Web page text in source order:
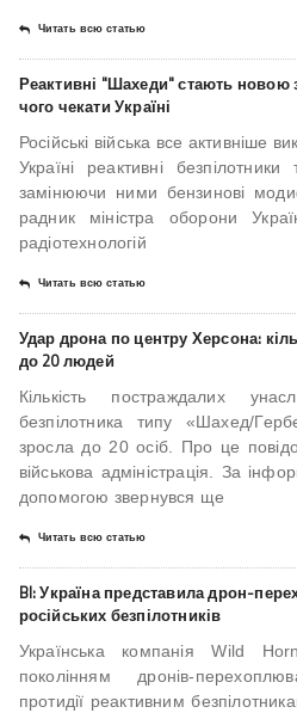
Читать всю статью
Реактивні "Шахеди" стають
чого чекати Україні
Російські війська все активніше
Україні реактивні
замінюючи ними бензинові
радник міністра оборони
радіотехнологій
Читать всю статью
Удар дрона по центру Херсона:
до 20 людей
Кількість постраждалих
безпілотника типу «Шахед/
зросла до 20 осіб. Про це
військова адміністрація. За
допомогою звернувся ще
Читать всю статью
BI: Україна представила дрон-
російських безпілотників
Українська компанія Wild
поколінням дронів-
протидії реактивним